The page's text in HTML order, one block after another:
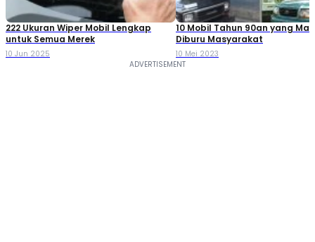
222 Ukuran Wiper Mobil Lengkap
untuk Semua Merek
10 Jun 2025
10 Mobil Tahun 90an yang
Diburu Masyarakat
10 Mei 2023